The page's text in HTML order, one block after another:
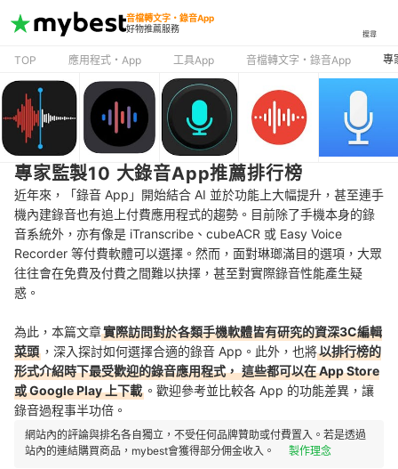
音檔轉文字・錄音App
好物推薦服務
搜尋
TOP 應用程式・App 工具App 音檔轉文字・錄音App 專
專家監製10 大錄音App推薦排行榜
近年來，「錄音 App」開始結合 AI 並於功能上大幅提升，甚至連手
機內建錄音也有追上付費應用程式的趨勢。目前除了手機本身的錄
音系統外，亦有像是 iTranscribe、cubeACR 或 Easy Voice
Recorder 等付費軟體可以選擇。然而，面對琳瑯滿目的選項，大眾
往往會在免費及付費之間難以抉擇，甚至對實際錄音性能產生疑
惑。
為此，本篇文章實際訪問對於各類手機軟體皆有研究的資深3C編輯
菜頭 ，深入探討如何選擇合適的錄音 App 。 此外，也將以排行榜的
形式介紹時下最受歡迎的錄音應用程式， 這些都可以在 App Store
或 Google Play 上下載 。 歡迎參考並比較各 App 的功能差異，讓
錄音過程事半功倍。
網站內的評論與排名各自獨立，不受任何品牌贊助或付費置入。若是透過
站內的連結購買商品，mybest會獲得部分佣金收入。
製作理念